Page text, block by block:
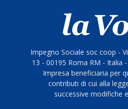
Impegno Sociale soc coop -
13 - 00195 Roma RM - Italia
Impresa beneficiaria per
contributi di cui alla
successive modifiche